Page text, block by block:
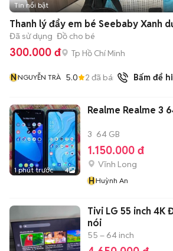
Tin nổi bật
Thanh lý đẩy em bé Seebaby Xanh
Đã sử dụng Đồ cho bé
300.000 đ Tp Hồ Chí Minh
NNGUYỄN TRÀ 5.0 2 đã bán Bấm để
1 phút trước 4
Realme Realme 3
3 64 GB
1.150.000 đ
Vĩnh Long
HHuỳnh An
Tivi LG 55 inch 4K
nói
55 – 64 inch